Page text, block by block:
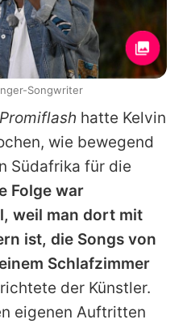
Promiflash hatte Kelvin
wie bewegend
Südafrika für die
Folge war
weil man dort mit
ist, die Songs von
Schlafzimmer
der Künstler.
eigenen Auftritten
Songwriter